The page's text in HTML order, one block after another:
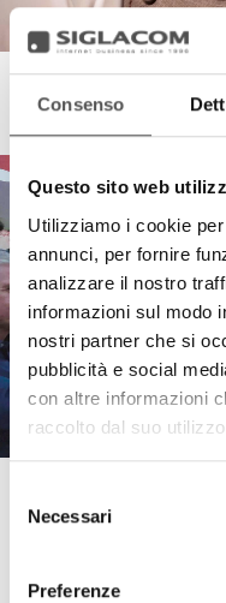
Consenso
Questo sito web
Utilizziamo i cookie
annunci, per fornire
analizzare il nostro
informazioni sul modo
nostri partner che si
pubblicità e social
con altre informazioni
raccolto dal suo
delNecessari
Preferenze
La